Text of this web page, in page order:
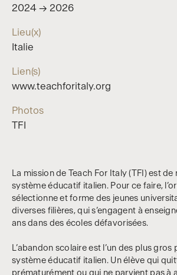
2024 → 2026
Lieu(x)
Italie
Lien(s)
www.teachforitaly.org
Photos
TFI
La mission de Teach For Italy (TFI) est
système éducatif italien. Pour ce faire,
sélectionne et forme des jeunes
diverses filières, qui s’engagent à
ans dans des écoles défavorisées.
L’abandon scolaire est l’un des plus
système éducatif italien. Un élève qui
prématurément ou qui ne parvient pas à